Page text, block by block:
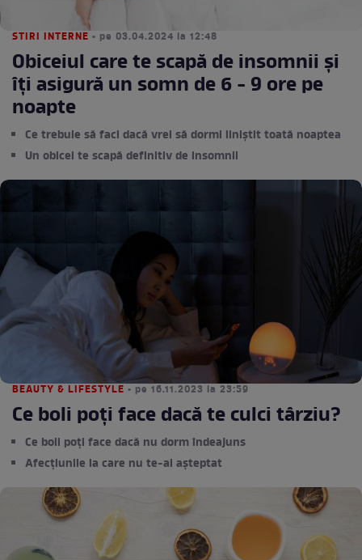
STIRI INTERNE • pe 03.04.2024 la 12:48
Obiceiul care te scapă de insomnii și
îți asigură un somn de 6 - 9 ore pe
noapte
Ce trebuie să faci dacă vrei să dormi liniștit toată noaptea
Un obicei te scapă definitiv de insomnii
BEAUTY & LIFESTYLE • pe 16.11.2023 la 23:59
Ce boli poți face dacă te culci târziu?
Ce boli poți face dacă nu dorm îndeajuns
Afecțiunile la care nu te-ai așteptat